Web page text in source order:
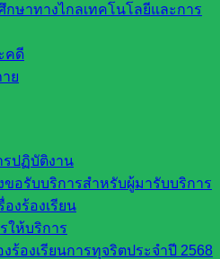
กษาทางไกลเทคโนโลยีและการ
คดี
ย
ปฏิบัติงาน
อรับบริการสำหรับผู้มารับบริการ
งร้องเรียน
ให้บริการ
ร้องเรียนการทุจริตประจำปี 2568
ครั้งนี้ โรงเรียนขอขอบคุณเป็น
ม
ค์
ธรรมดี